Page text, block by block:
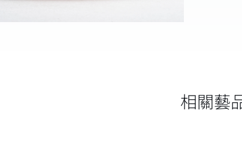
相關藝